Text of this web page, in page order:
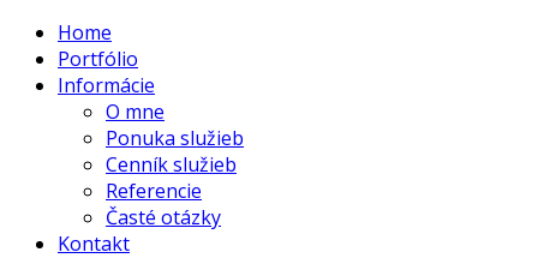
Home
Portfólio
Informácie
O mne
Ponuka služieb
Cenník služieb
Referencie
Časté otázky
Kontakt